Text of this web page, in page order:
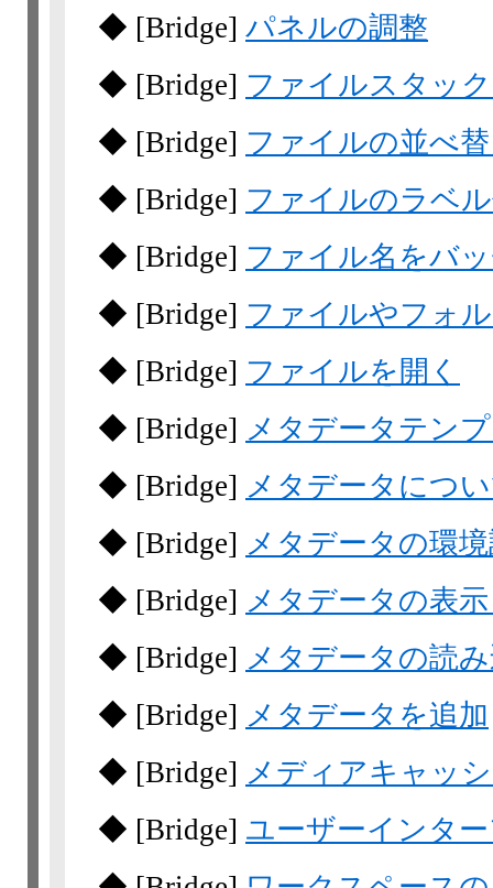
◆ [Bridge] パネルの調整
◆ [Bridge] ファイルスタッ
◆ [Bridge] ファイルの並べ
◆ [Bridge] ファイルのラベ
◆ [Bridge] ファイル名をバ
◆ [Bridge] ファイルやフォ
◆ [Bridge] ファイルを開く
◆ [Bridge] メタデータテン
◆ [Bridge] メタデータにつ
◆ [Bridge] メタデータの環
◆ [Bridge] メタデータの表
◆ [Bridge] メタデータの読
◆ [Bridge] メタデータを追加
◆ [Bridge] メディアキャッ
◆ [Bridge] ユーザーインタ